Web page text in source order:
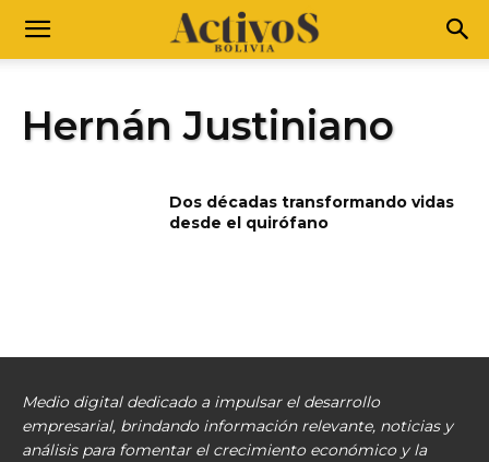
Hernán Justiniano
Dos décadas transformando vidas
desde el quirófano
Medio digital dedicado a impulsar el desarrollo
empresarial, brindando información relevante, noticias y
análisis para fomentar el crecimiento económico y la